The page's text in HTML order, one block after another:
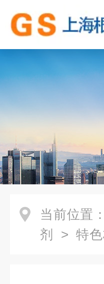
当前位置：
剂
> 特